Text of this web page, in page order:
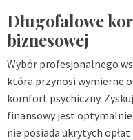
Długofalowe
biznesowej
Wybór profesjonalnego
która przynosi wymierne
komfort psychiczny.
finansowy jest
nie posiada ukrytych